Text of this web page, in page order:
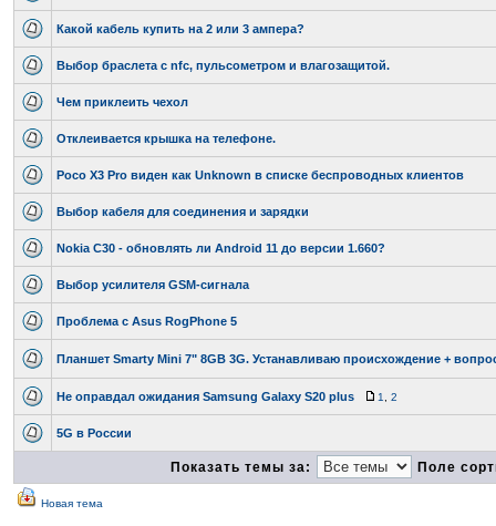
Какой кабель купить на 2 или 3 ампера?
Выбор браслета с nfc, пульсометром и влагозащитой.
Чем приклеить чехол
Отклеивается крышка на телефоне.
Poco X3 Pro виден как Unknown в списке беспроводных клиентов
Выбор кабеля для соединения и зарядки
Nokia C30 - обновлять ли Android 11 до версии 1.660?
Выбор усилителя GSM-сигнала
Проблема с Asus RogPhone 5
Планшет Smarty Mini 7" 8GB 3G. Устанавливаю происхождение +
Не оправдал ожидания Samsung Galaxy S20 plus 1 2
5G в России
Показать темы за: Поле
Новая тема